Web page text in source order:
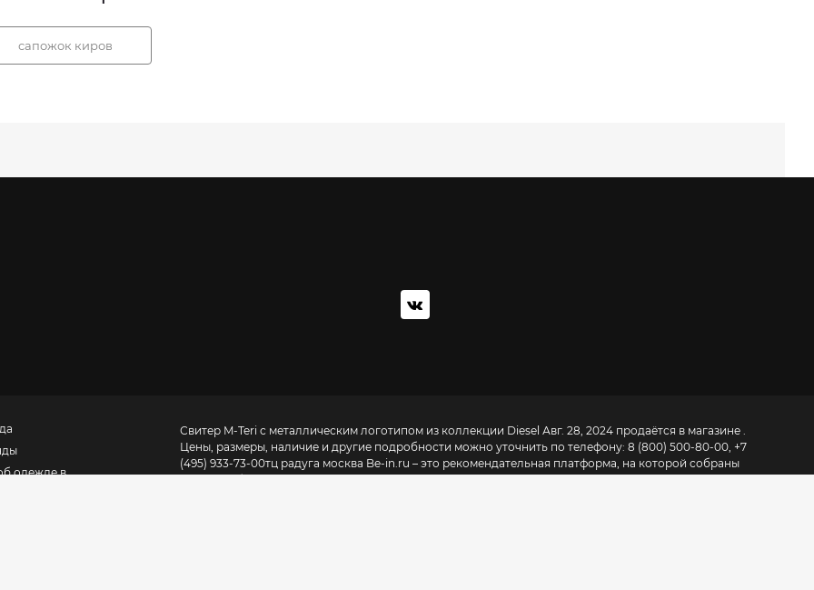
сапожок киров
одежде в
Свитер M-Teri с металлическим логотипом из коллекции Diesel Авг. 28, 2024 продаётся в магазине .
Цены, размеры, наличие и другие подробности можно уточнить по телефону: 8 (800) 500-80-00, +7
(495) 933-73-00тц радуга москва Be-in.ru – это рекомендательная платформа, на которой собраны